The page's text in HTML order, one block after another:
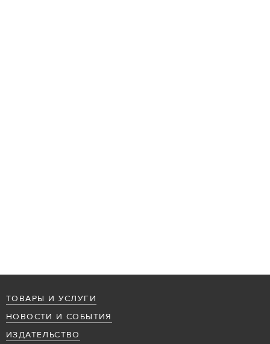
ТОВАРЫ И УСЛУГИ
НОВОСТИ И СОБЫТИЯ
ИЗДАТЕЛЬСТВО